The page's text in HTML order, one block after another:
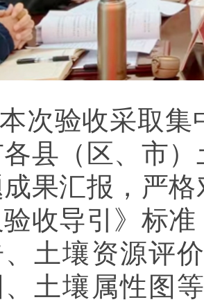
本次验收采取集
县（区、市
果汇报，严
验收导引》标
土壤资源评
、土壤属性图